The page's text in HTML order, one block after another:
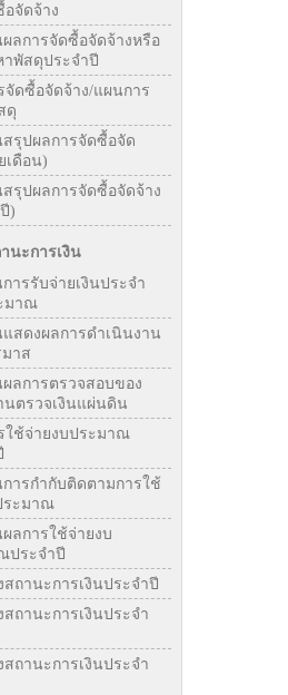
อจัดจ้าง
ผลการจัดซื้อจัดจ้างหรือ
าพัสดุประจำปี
จัดซื้อจัดจ้าง/แผนการ
ดุ
สรุปผลการจัดซื้อจัด
เดือน)
สรุปผลการจัดซื้อจัดจ้าง
)
นะการเงิน
ารรับจ่ายเงินประจำ
มาณ
แสดงผลการดำเนินงาน
มาส
ผลการตรวจสอบของ
นตรวจเงินแผ่นดิน
ใช้จ่ายงบประมาณ
การกำกับติดตามการใช้
ระมาณ
ผลการใช้จ่ายงบ
ประจำปี
สถานะการเงินประจำปี
สถานะการเงินประจำ
สถานะการเงินประจำ